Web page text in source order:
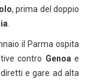
, prima del doppio
.
il Parma ospita
contro Genoae
e gare ad alta